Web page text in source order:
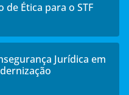
de Ética para o STF
Jurídica em